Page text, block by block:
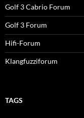
Golf 3 Cabrio Forum
Golf 3 Forum
Hifi-Forum
Klangfuzziforum
TAGS